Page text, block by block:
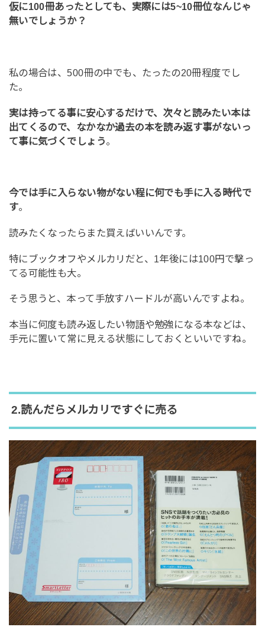
仮に100冊あったとしても、実際には5~10冊位なんじゃ
無いでしょうか？
私の場合は、500冊の中でも、たったの20冊程度でし
た。
実は持ってる事に安心するだけで、次々と読みたい本は
出てくるので、なかなか過去の本を読み返す事がないっ
て事に気づくでしょう。
今では手に入らない物がない程に何でも手に入る時代で
す。
読みたくなったらまた買えばいいんです。
特にブックオフやメルカリだと、1年後には100円で撃っ
てる可能性も大。
そう思うと、本って手放すハードルが高いんですよね。
本当に何度も読み返したい物語や勉強になる本などは、
手元に置いて常に見える状態にしておくといいですね。
2.読んだらメルカリですぐに売る